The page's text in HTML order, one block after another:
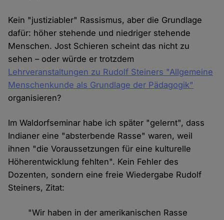
Kein "justiziabler" Rassismus, aber die Grundlage
dafür: höher stehende und niedriger stehende
Menschen. Jost Schieren scheint das nicht zu
sehen – oder würde er trotzdem
Lehrveranstaltungen zu Rudolf Steiners "Allgemeine
Menschenkunde als Grundlage der Pädagogik"
organisieren?
Im Waldorfseminar habe ich später "gelernt", dass
Indianer eine "absterbende Rasse" waren, weil
ihnen "die Voraussetzungen für eine kulturelle
Höherentwicklung fehlten". Kein Fehler des
Dozenten, sondern eine freie Wiedergabe Rudolf
Steiners, Zitat:
"Wir haben in der amerikanischen Rasse